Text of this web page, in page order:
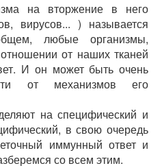
на вторжение в него
вирусов... ) называется
любые организмы,
от наших тканей
И он может быть очень
от механизмов его
на специфический и
в свою очередь
иммунный ответ и
со всем этим.